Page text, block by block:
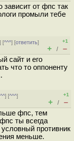
зависит от фпс так
промыли тебе
] [^^^] [ответить]
+1
+ / –
сайт и его
что то оппоненту
^^] [^^^]
+1
+ / –
фпс, тем
ты всегда
противник
меньше.